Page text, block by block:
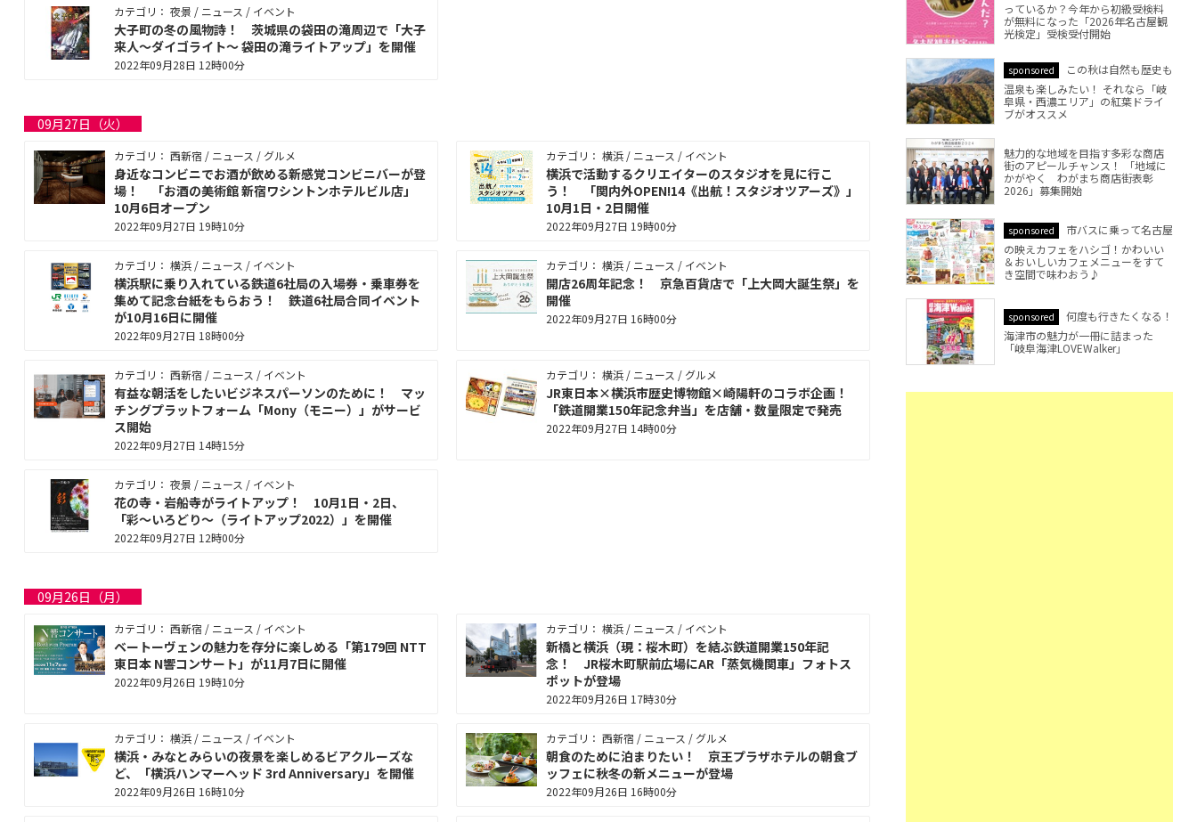
カテゴリ： 夜景 / ニュース / イベント
大子町の冬の風物詩！ 茨城県の袋田の滝周辺で「大子
来人〜ダイゴライト〜 袋田の滝ライトアップ」を開催
2022年09月28日 12時00分
09月27日（火）
カテゴリ： 西新宿 / ニュース / グルメ
身近なコンビニでお酒が飲める新感覚コンビニバーが登
場！ 「お酒の美術館 新宿ワシントンホテルビル店」
10月6日オープン
2022年09月27日 19時10分
カテゴリ： 横浜 / ニュース / イベント
横浜で活動するクリエイターのスタジオを見に行こ
う！ 「関内外OPEN!14《出航！スタジオツアーズ》」
10月1日・2日開催
2022年09月27日 19時00分
カテゴリ： 横浜 / ニュース / イベント
横浜駅に乗り入れている鉄道6社局の入場券・乗車券を
集めて記念台紙をもらおう！ 鉄道6社局合同イベント
が10月16日に開催
2022年09月27日 18時00分
カテゴリ： 横浜 / ニュース / イベント
開店26周年記念！ 京急百貨店で「上大岡大誕生祭」を
開催
2022年09月27日 16時00分
カテゴリ： 西新宿 / ニュース / イベント
有益な朝活をしたいビジネスパーソンのために！ マッ
チングプラットフォーム「Mony（モニー）」がサービ
ス開始
2022年09月27日 14時15分
カテゴリ： 横浜 / ニュース / グルメ
JR東日本×横浜市歴史博物館×崎陽軒のコラボ企画！
「鉄道開業150年記念弁当」を店舗・数量限定で発売
2022年09月27日 14時00分
カテゴリ： 夜景 / ニュース / イベント
花の寺・岩船寺がライトアップ！ 10月1日・2日、
「彩～いろどり～（ライトアップ2022）」を開催
2022年09月27日 12時00分
09月26日（月）
カテゴリ： 西新宿 / ニュース / イベント
ベートーヴェンの魅力を存分に楽しめる「第179回 NTT
東日本 N響コンサート」が11月7日に開催
2022年09月26日 19時10分
カテゴリ： 横浜 / ニュース / イベント
新橋と横浜（現：桜木町）を結ぶ鉄道開業150年記
念！ JR桜木町駅前広場にAR「蒸気機関車」フォトス
ポットが登場
2022年09月26日 17時30分
カテゴリ： 横浜 / ニュース / イベント
横浜・みなとみらいの夜景を楽しめるビアクルーズな
ど、「横浜ハンマーヘッド 3rd Anniversary」を開催
2022年09月26日 16時10分
カテゴリ： 西新宿 / ニュース / グルメ
朝食のために泊まりたい！ 京王プラザホテルの朝食ブ
ッフェに秋冬の新メニューが登場
2022年09月26日 16時00分
っているか？今年から初級受検料
が無料になった「2026年名古屋観
光検定」受検受付開始
sponsored
この秋は自然も歴史も
温泉も楽しみたい！ それなら「岐
阜県・西濃エリア」の紅葉ドライ
ブがオススメ
魅力的な地域を目指す多彩な商店
街のアピールチャンス！ 「地域に
かがやく わがまち商店街表彰
2026」募集開始
sponsored
市バスに乗って名古屋
の映えカフェをハシゴ！かわいい
＆おいしいカフェメニューをすて
き空間で味わおう♪
sponsored
何度も行きたくなる！
海津市の魅力が一冊に詰まった
「岐阜海津LOVEWalker」